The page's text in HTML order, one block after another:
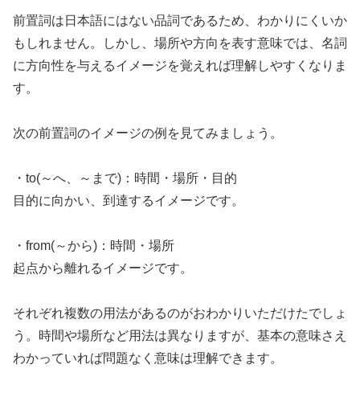
前置詞は日本語にはない品詞であるため、わかりにくいか
もしれません。しかし、場所や方向を表す意味では、名詞
に方向性を与えるイメージを覚えれば理解しやすくなりま
す。
次の前置詞のイメージの例を見てみましょう。
・to(～へ、～まで)：時間・場所・目的
目的に向かい、到達するイメージです。
・from(～から)：時間・場所
起点から離れるイメージです。
それぞれ複数の用法があるのがおわかりいただけたでしょ
う。時間や場所など用法は異なりますが、基本の意味さえ
わかっていれば問題なく意味は理解できます。